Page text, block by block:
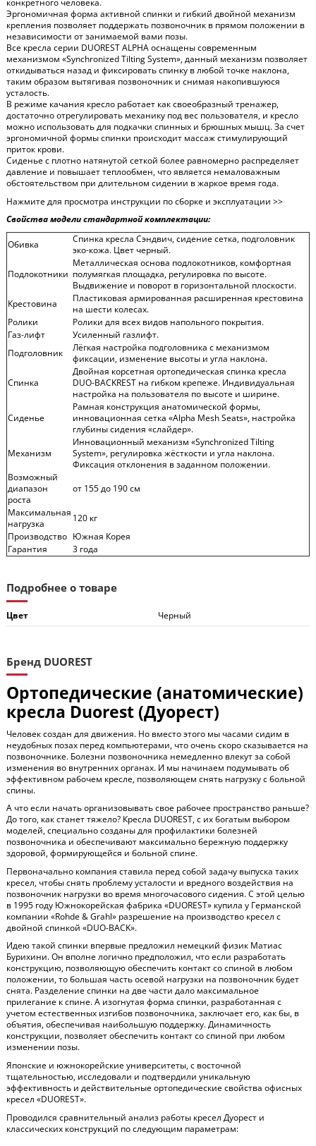
конкретного человека.
Эргономичная форма активной спинки и гибкий двойной механизм
крепления позволяет поддержать позвоночник в прямом положении в
независимости от занимаемой вами позы.
Все кресла серии DUOREST ALPHA оснащены современным
механизмом «Synchronized Tilting System», данный механизм позволяет
откидываться назад и фиксировать спинку в любой точке наклона,
таким образом вытягивая позвоночник и снимая накопившуюся
усталость.
В режиме качания кресло работает как своеобразный тренажер,
достаточно отрегулировать механику под вес пользователя, и кресло
можно использовать для подкачки спинных и брюшных мышц. За счет
эргономичной формы спинки происходит массаж стимулирующий
приток крови.
Сиденье с плотно натянутой сеткой более равномерно распределяет
давление и повышает теплообмен, что является немаловажным
обстоятельством при длительном сидении в жаркое время года.
Нажмите для просмотра инструкции по сборке и эксплуатации >>
Свойства модели стандартной комплектации:
Обивка
Спинка кресла Сэндвич, сидение сетка, подголовник
эко-кожа. Цвет черный.
Подлокотники
Металлическая основа подлокотников, комфортная
полумягкая площадка, регулировка по высоте.
Выдвижение и поворот в горизонтальной плоскости.
Крестовина
Пластиковая армированная расширенная крестовина
на шести колесах.
Ролики
Ролики для всех видов напольного покрытия.
Газ-лифт
Усиленный газлифт.
Подголовник
Лёгкая настройка подголовника с механизмом
фиксации, изменение высоты и угла наклона.
Спинка
Двойная корсетная ортопедическая спинка кресла
DUO-BACKREST на гибком крепеже. Индивидуальная
настройка на пользователя по высоте и ширине.
Сиденье
Рамная конструкция анатомической формы,
инновационная сетка «Alpha Mesh Seats», настройка
глубины сидения «слайдер».
Механизм
Инновационный механизм «Synchronized Tilting
System», регулировка жёсткости и угла наклона.
Фиксация отклонения в заданном положении.
Возможный
диапазон
роста
от 155 до 190 см
Максимальная
нагрузка
120 кг
Производство Южная Корея
Гарантия
3 года
Подробнее о товаре
Цвет Черный
Бренд DUOREST
Ортопедические (анатомические)
кресла Duorest (Дуорест)
Человек создан для движения. Но вместо этого мы часами сидим в
неудобных позах перед компьютерами, что очень скоро сказывается на
позвоночнике. Болезни позвоночника немедленно влекут за собой
изменения во внутренних органах. И мы начинаем подумывать об
эффективном рабочем кресле, позволяющем снять нагрузку с больной
спины.
А что если начать организовывать свое рабочее пространство раньше?
До того, как станет тяжело? Кресла DUOREST, с их богатым выбором
моделей, специально созданы для профилактики болезней
позвоночника и обеспечивают максимально бережную поддержку
здоровой, формирующейся и больной спине.
Первоначально компания ставила перед собой задачу выпуска таких
кресел, чтобы снять проблему усталости и вредного воздействия на
позвоночник нагрузки во время многочасового сидения. С этой целью
в 1995 году Южнокорейская фабрика «DUOREST» купила у Германской
компании «Rohde & Grahl» разрешение на производство кресел с
двойной спинкой «DUO-BACK».
Идею такой спинки впервые предложил немецкий физик Матиас
Бурихини. Он вполне логично предположил, что если разработать
конструкцию, позволяющую обеспечить контакт со спиной в любом
положении, то большая часть осевой нагрузки на позвоночник будет
снята. Разделение спинки на две части дало максимальное
прилегание к спине. А изогнутая форма спинки, разработанная с
учетом естественных изгибов позвоночника, заключает его, как бы, в
объятия, обеспечивая наибольшую поддержку. Динамичность
конструкции, позволяет обеспечить контакт со спиной при любом
изменении позы.
Японские и южнокорейские университеты, с восточной
тщательностью, исследовали и подтвердили уникальную
эффективность и действительные ортопедические свойства офисных
кресел «DUOREST».
Проводился сравнительный анализ работы кресел Дуорест и
классических конструкций по следующим параметрам: